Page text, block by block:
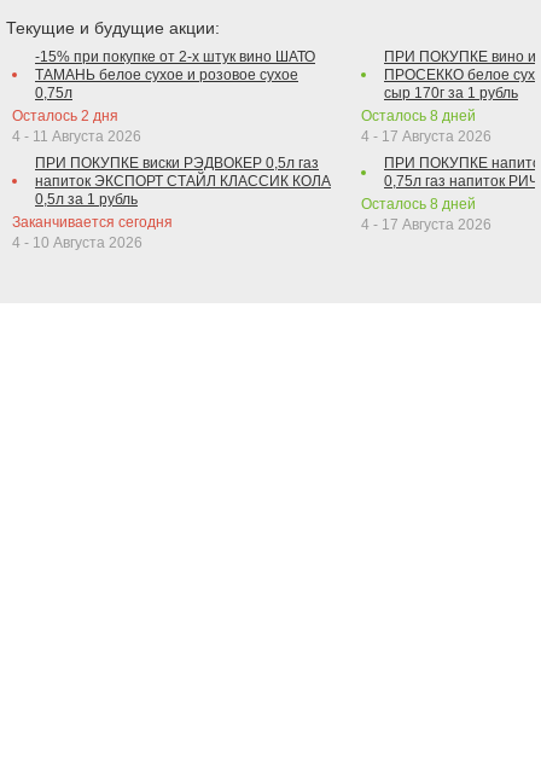
Текущие и будущие акции:
-15% при покупке от 2-х штук вино ШАТО
ТАМАНЬ белое сухое и розовое сухое
0,75л
Осталось 2 дня
4 - 11 Августа 2026
ПРИ ПОКУПКЕ виски РЭДВОКЕР 0,5л газ
напиток ЭКСПОРТ СТАЙЛ КЛАССИК КОЛА
0,5л за 1 рубль
Заканчивается сегодня
4 - 10 Августа 2026
ПРИ ПОКУПКЕ вино
ПРОСЕККО белое
сыр 170г за 1 рубль
Осталось 8 дней
4 - 17 Августа 2026
ПРИ ПОКУПКЕ
0,75л газ напиток
Осталось 8 дней
4 - 17 Августа 2026